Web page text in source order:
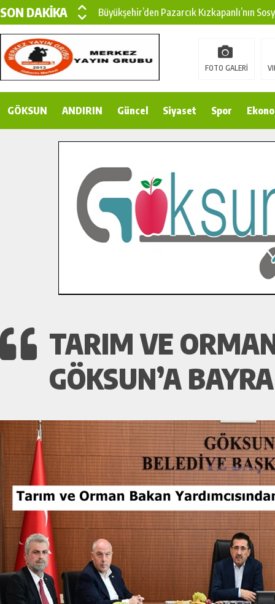
SON DAKİKA
Büyükşehir’den Pazarcık Kızkapanlı’nın
Büyükşehir’den Pazarcık Kırsalına Modern
Çin’den KSÜ’ye Uluslararası Başarı:
Gençler Pusula Maraş Kampında Yeni
İlçe Jandarma Komutanı Karakaya’dan
Bertiz’in Yeni Köprüsünde Sona Doğru.
FOTO GALERİ
GÖKSUN ANDIRIN Güncel Siyaset Spor
TARIM VE
GÖKSUN’A